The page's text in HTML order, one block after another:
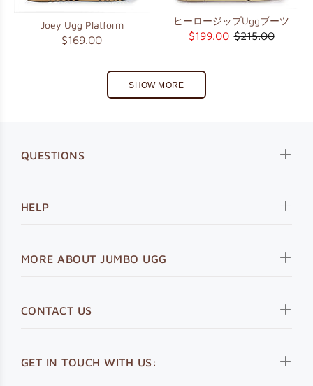
Joey Ugg Platform
$169.00
ヒーロージップUggブーツ
$199.00 $215.00
SHOW MORE
GET IN TOUCH WITH US:
QUESTIONS
HELP
MORE ABOUT JUMBO UGG
CONTACT US